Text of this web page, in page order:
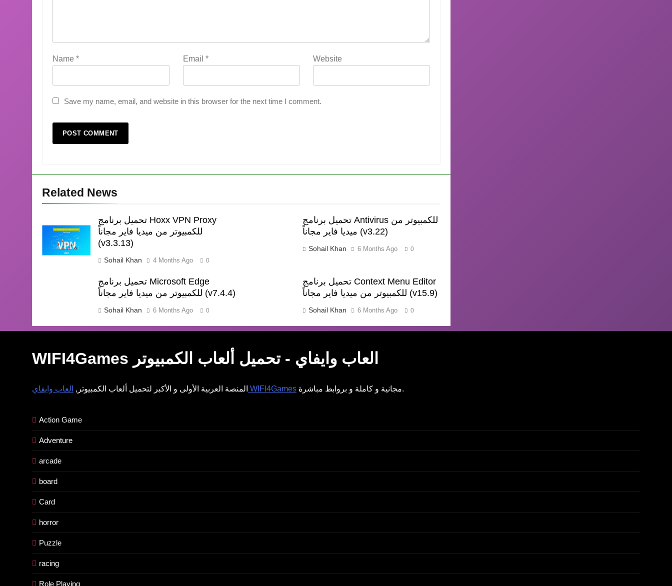
Name * Email * Website
Save my name, email, and website in this browser for the next time I comment.
Related News
تحميل برنامج Hoxx VPN Proxy
للكمبيوتر من ميديا فاير مجاناً
(v3.3.13)
Sohail Khan 4 Months Ago 0
تحميل برنامج Antivirus للكمبيوتر من
ميديا فاير مجاناً (v3.22)
Sohail Khan 6 Months Ago 0
تحميل برنامج Microsoft Edge
للكمبيوتر من ميديا فاير مجاناً (v7.4.4)
Sohail Khan 6 Months Ago 0
تحميل برنامج Context Menu Editor
للكمبيوتر من ميديا فاير مجاناً (v15.9)
Sohail Khan 6 Months Ago 0
WIFI4Games العاب وايفاي
WIFI4Games العاب وايفاي - تحميل ألعاب الكمبيوتر
المنصة العربية الأولى و الأكبر لتحميل ألعاب الكمبيوتر, العاب وايفاي WIFI4Games مجانية و كاملة و بروابط مباشرة.
Action Game
Adventure
arcade
board
Card
horror
Puzzle
racing
Role Playing